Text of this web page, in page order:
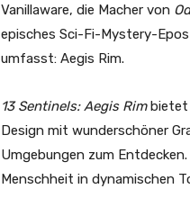
Vanillaware, die Macher von
episches Sci-Fi-Mystery-
umfasst: Aegis Rim.
13 Sentinels: Aegis Rimbietet
Design mit wunderschöner
Umgebungen zum
Menschheit in dynamischen